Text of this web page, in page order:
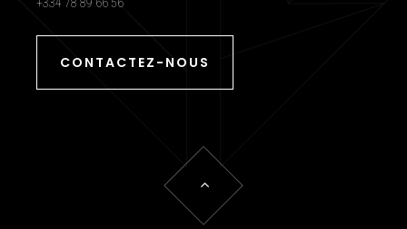
+334 78 89 66 56
CONTACTEZ-NOUS